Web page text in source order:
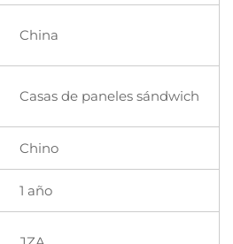
China
Casas de paneles sándwich
Chino
1 año